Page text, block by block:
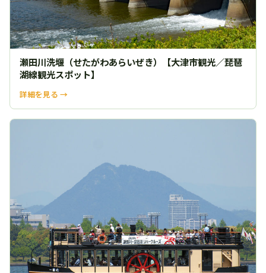
瀬田川洗堰（せたがわあらいぜき）【大津市観光／琵琶
湖線観光スポット】
詳細を見る →